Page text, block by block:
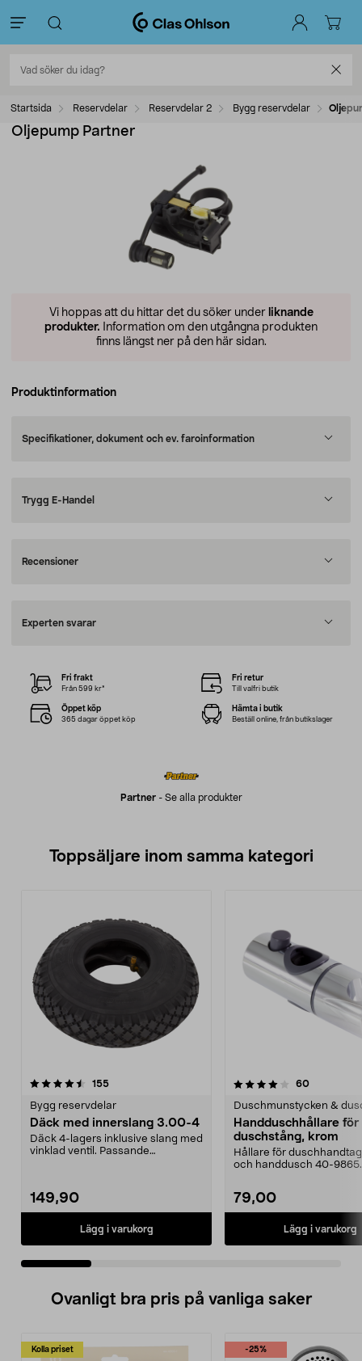
Startsida Reservdelar Reservdelar 2 Bygg reservdelar
Oljepump Partner
Vi hoppas att du hittar det du söker under liknande
produkter. Information om den utgångna produkten
finns längst ner på den här sidan.
Produktinformation
Specifikationer, dokument och ev. faroinformation
Trygg E-Handel
Recensioner
Experten svarar
Partner- Se alla produkter
Fri frakt
Från 599 kr*
Fri retur
Till valfri butik
Öppet köp
365 dagar öppet köp
Hämta i butik
Beställ online, från butikslager
Toppsäljare inom samma kategori
155recensioner
Bygg reservdelar
Däck med innerslang 3.00-4
Däck 4-lagers inklusive slang med
vinklad ventil. Passande
149,90
Lägg i varukorg
4.0 av 5 stjärnor 60
Duschmunstycken &
Handduschhållare
duschstång, krom
Hållare för
och handdusch 40-
79,00
Lägg i varukorg
4.0 av 5 stjärnor
Ovanligt bra pris på vanliga saker
Kolla priset -25%